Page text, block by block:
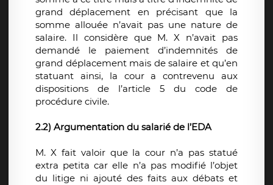
grand déplacement en précisant que la
somme allouée n’avait pas une nature de
salaire. Il considère que M. X n’avait pas
demandé le paiement d’indemnités de
grand déplacement mais de salaire et qu’en
statuant ainsi, la cour a contrevenu aux
dispositions de l’article 5 du code de
procédure civile.
2.2) Argumentation du salarié de l’EDA
M. X fait valoir que la cour n’a pas statué
extra petita car elle n’a pas modifié l’objet
du litige ni ajouté des faits aux débats et